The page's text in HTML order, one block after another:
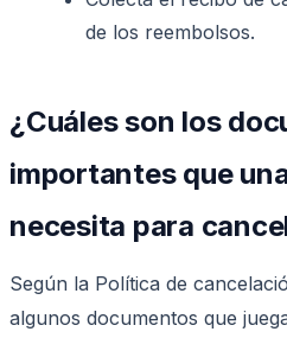
de los reembolsos.
¿Cuáles son los
importantes que
necesita para
Según la Política de
algunos documentos que